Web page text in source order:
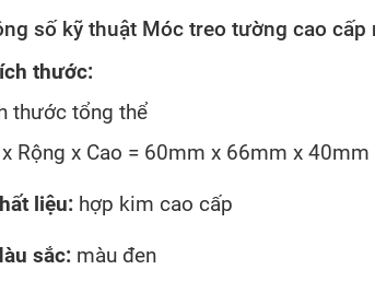
số kỹ thuật Móc treo tường cao cấp
thước:
thước tổng thể
x Rộng x Cao = 60mm x 66mm x 40mm
liệu: hợp kim cao cấp
sắc: màu đen